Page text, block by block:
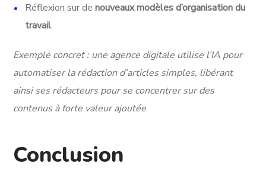
Réflexion sur denouveaux modèles d’organisation du
travail.
Exemple concret : une agence digitale utilise l’IA pour
automatiser la rédaction d’articles simples, libérant
ainsi ses rédacteurs pour se concentrer sur des
contenus à forte valeur ajoutée.
Conclusion